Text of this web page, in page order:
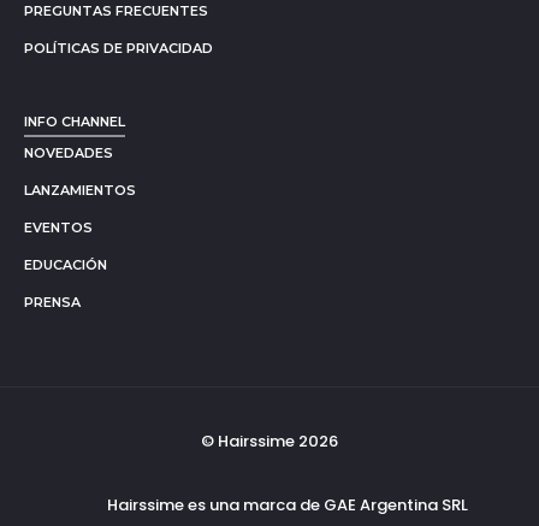
PREGUNTAS FRECUENTES
POLÍTICAS DE PRIVACIDAD
INFO CHANNEL
NOVEDADES
LANZAMIENTOS
EVENTOS
EDUCACIÓN
PRENSA
© Hairssime 2026
Hairssime es una marca de GAE Argentina SRL